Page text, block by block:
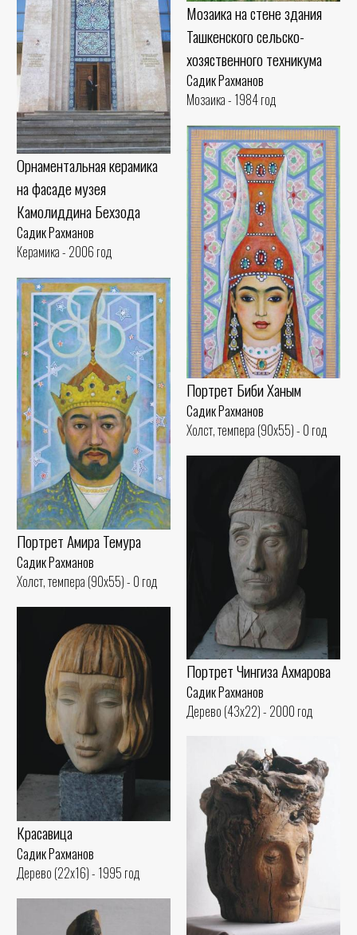
Мозаика на стене здания
Ташкенского сельско-
хозяственного техникума
Садик Рахманов
Мозаика - 1984 год
Орнаментальная керамика
на фасаде музея
Камолиддина Бехзода
Садик Рахманов
Керамика - 2006 год
Портрет Биби Ханым
Садик Рахманов
Холст, темпера (90x55) - 0 год
Портрет Амира Темура
Садик Рахманов
Холст, темпера (90x55) - 0 год
Портрет Чингиза Ахмарова
Садик Рахманов
Дерево (43x22) - 2000 год
Красавица
Садик Рахманов
Дерево (22x16) - 1995 год